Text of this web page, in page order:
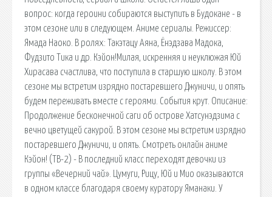
вопрос: когда героини собираются выступить в Будокане - в
этом сезоне или в следующем. Аниме сериалы. Режиссер:
Ямада Наоко. В ролях: Такэтацу Аяна, Ёнэдзава Мадока,
Фудзито Тика и др. Кэйон!Милая, искренняя и неуклюжая Юй
Хирасава счастлива, что поступила в старшую школу. В этом
сезоне мы встретим изрядно постаревшего Джуничи, и опять
будем переживать вместе с героями. События крут. Описание:
Продолжение бесконечной саги об острове Хатсунэдзима с
вечно цветущей сакурой. В этом сезоне мы встретим изрядно
постаревшего Джуничи, и опять. Смотреть онлайн аниме
Кэйон! (ТВ-2) - В последний класс переходят девочки из
группы «Вечерний чай». Цумуги, Рицу, Юй и Мио оказываются
в одном классе благодаря своему куратору Яманаки. У